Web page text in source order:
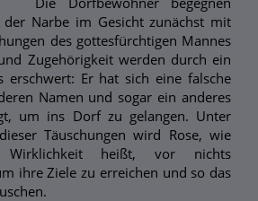
Narbe im Gesicht zunächst mit
des gottesfürchtigen Mannes
Zugehörigkeit werden durch ein
erschwert: Er hat sich eine falsche
Namen und sogar ein anderes
um ins Dorf zu gelangen. Unter
Täuschungen wird Rose, wie
heißt, vor nichts
ihre Ziele zu erreichen und so das